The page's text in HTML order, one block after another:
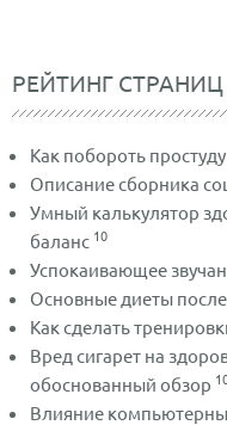
РЕЙТИНГ СТРАНИЦ
Как побороть
Описание сборника
Умный калькулятор
баланс 10
Успокаивающее
Основные диеты
Как сделать
Вред сигарет на
обоснованный обзор
Влияние